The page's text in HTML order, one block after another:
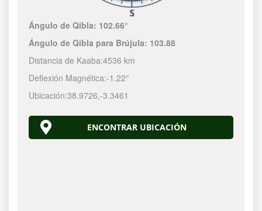
Ángulo de Qibla: 102.66°
Ángulo de Qibla para Brújula: 103.88
Distancia de Kaaba:4536 km
Deflexión Magnética:-1.22°
Ubicación:38.9726,-3.3461
ENCONTRAR UBICACIÓN